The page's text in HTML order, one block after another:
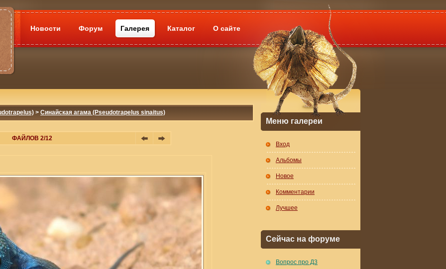
Новости Форум Галерея Каталог О сайте
> Синайская агама (Pseudotrapelus sinaitus)
ФАЙЛОВ 2/12
Меню галереи
Вход
Альбомы
Новое
Комментарии
Лучшее
Сейчас на форуме
Вопрос про Д3